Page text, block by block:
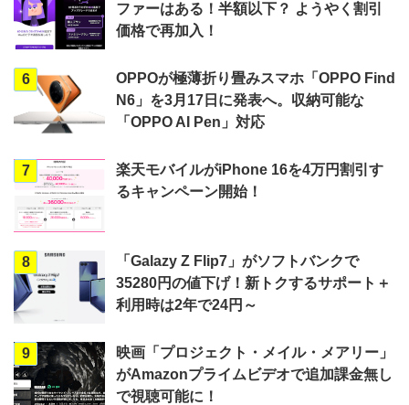
ファーはある！半額以下？ ようやく割引
価格で再加入！
6
OPPOが極薄折り畳みスマホ「OPPO Find
N6」を3月17日に発表へ。収納可能な
「OPPO AI Pen」対応
7
楽天モバイルがiPhone 16を4万円割引す
るキャンペーン開始！
8
「Galazy Z Flip7」がソフトバンクで
35280円の値下げ！新トクするサポート＋
利用時は2年で24円～
9
映画「プロジェクト・メイル・メアリー」
がAmazonプライムビデオで追加課金無し
で視聴可能に！